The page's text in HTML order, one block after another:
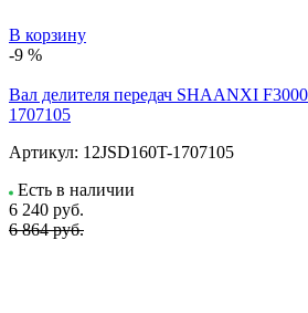
В корзину
-9 %
Вал делителя передач SHAANXI
1707105
Артикул: 12JSD160T-1707105
Есть в наличии
6 240 руб.
6 864 руб.